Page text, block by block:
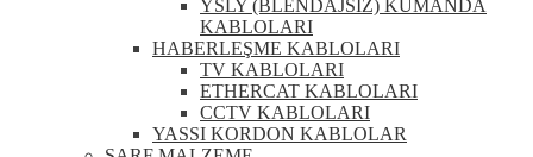
YSLY (BLENDAJSIZ) KUMANDA
KABLOLARI
HABERLEŞME KABLOLARI
TV KABLOLARI
ETHERCAT KABLOLARI
CCTV KABLOLARI
YASSI KORDON KABLOLAR